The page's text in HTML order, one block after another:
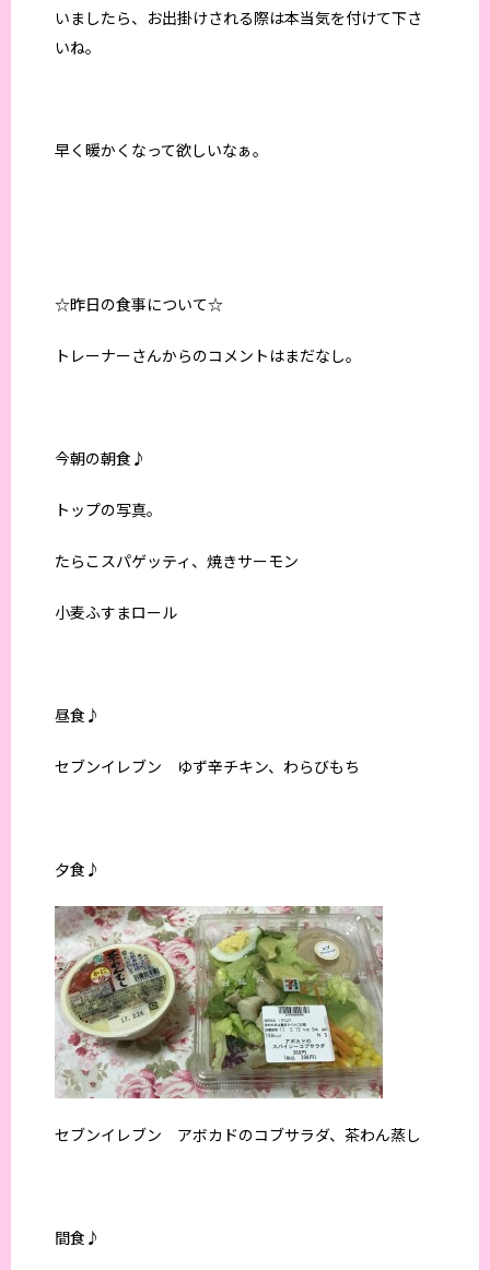
いましたら、お出掛けされる際は本当気を付けて下さ
いね。
早く暖かくなって欲しいなぁ。
☆昨日の食事について☆
トレーナーさんからのコメントはまだなし。
今朝の朝食♪
トップの写真。
たらこスパゲッティ、焼きサーモン
小麦ふすまロール
昼食♪
セブンイレブン ゆず辛チキン、わらびもち
夕食♪
セブンイレブン アボカドのコブサラダ、茶わん蒸し
間食♪